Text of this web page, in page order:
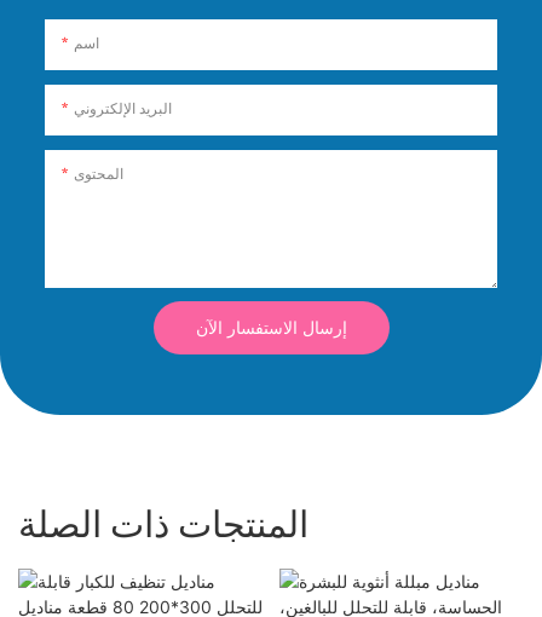
اسم
البريد الإلكتروني
المحتوى
إرسال الاستفسار الآن
المنتجات ذات الصلة